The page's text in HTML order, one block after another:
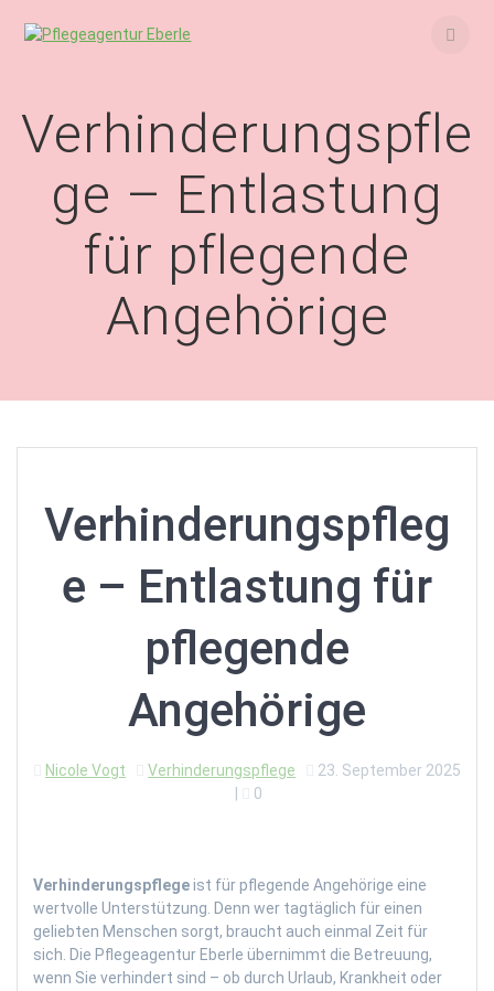
Verhinderungspfle
ge – Entlastung
für pflegende
Angehörige
Verhinderungspfleg
e – Entlastung für
pflegende
Angehörige
Nicole Vogt Verhinderungspflege
23. September 2025
0
Verhinderungspflegeist für pflegende Angehörige eine
wertvolle Unterstützung. Denn wer tagtäglich für einen
geliebten Menschen sorgt, braucht auch einmal Zeit für
sich. Die Pflegeagentur Eberle übernimmt die Betreuung,
wenn Sie verhindert sind – ob durch Urlaub, Krankheit oder